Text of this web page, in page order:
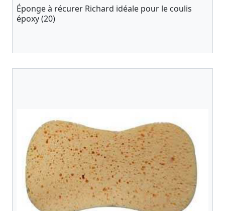
Éponge à récurer Richard idéale pour le coulis
époxy (20)